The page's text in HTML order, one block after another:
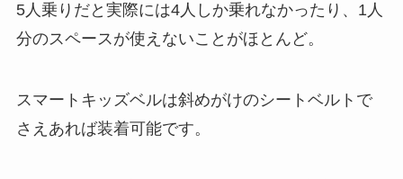
5人乗りだと実際には4人しか乗れなかったり、1人
分のスペースが使えないことがほとんど。
スマートキッズベルは斜めがけのシートベルトで
さえあれば装着可能です。